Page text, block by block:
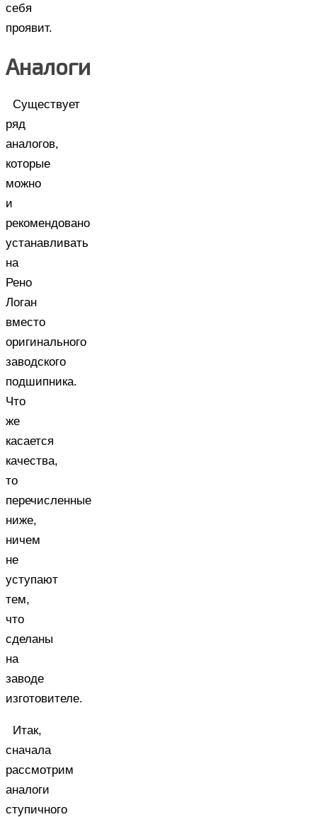
себя
проявит.
Аналоги
Существует
ряд
аналогов,
которые
можно
и
рекомендовано
устанавливать
на
Рено
Логан
вместо
оригинального
заводского
подшипника.
Что
же
касается
качества,
то
перечисленные
ниже,
ничем
не
уступают
тем,
что
сделаны
на
заводе
изготовителе.
Итак,
сначала
рассмотрим
аналоги
ступичного